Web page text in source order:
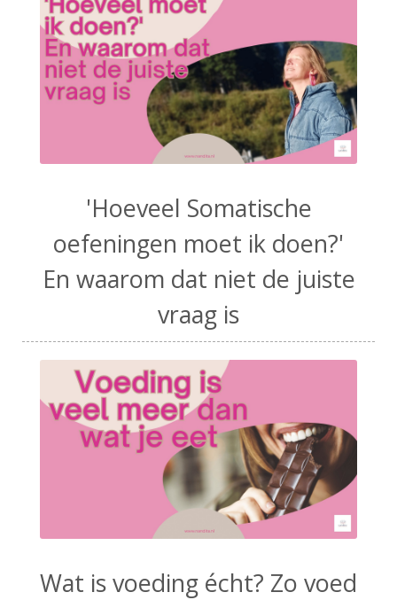
'Hoeveel Somatische
oefeningen moet ik doen?'
En waarom dat niet de juiste
vraag is
Wat is voeding écht? Zo voed